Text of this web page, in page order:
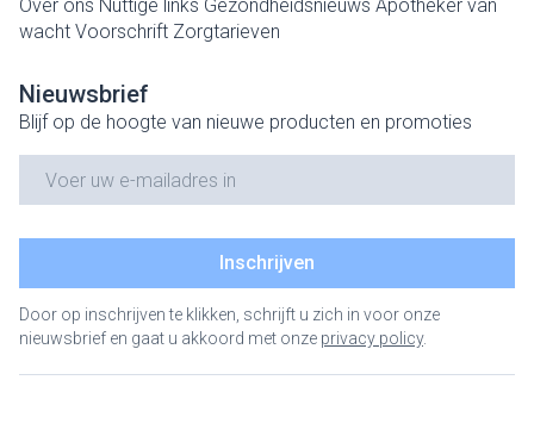
Over ons Nuttige links Gezondheidsnieuws Apotheker van
wacht Voorschrift Zorgtarieven
Nieuwsbrief
Blijf op de hoogte van nieuwe producten en promoties
Inschrijven
Door op inschrijven te klikken, schrijft u zich in voor onze
nieuwsbrief en gaat u akkoord met onze privacy policy.